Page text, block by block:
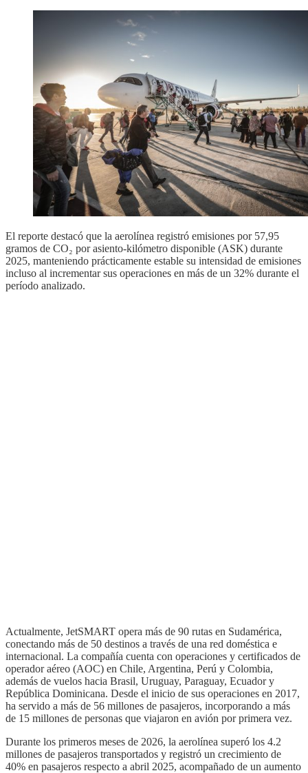
El reporte destacó que la aerolínea registró emisiones por 57,95
gramos de CO₂ por asiento-kilómetro disponible (ASK) durante
2025, manteniendo prácticamente estable su intensidad de emisiones
incluso al incrementar sus operaciones en más de un 32% durante el
período analizado.
Actualmente, JetSMART opera más de 90 rutas en Sudamérica,
conectando más de 50 destinos a través de una red doméstica e
internacional. La compañía cuenta con operaciones y certificados de
operador aéreo (AOC) en Chile, Argentina, Perú y Colombia,
además de vuelos hacia Brasil, Uruguay, Paraguay, Ecuador y
República Dominicana. Desde el inicio de sus operaciones en 2017,
ha servido a más de 56 millones de pasajeros, incorporando a más
de 15 millones de personas que viajaron en avión por primera vez.
Durante los primeros meses de 2026, la aerolínea superó los 4.2
millones de pasajeros transportados y registró un crecimiento de
40% en pasajeros respecto a abril 2025, acompañado de un aumento